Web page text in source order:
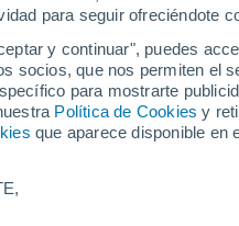
para seguir ofreciéndote
y continuar", puedes
socios, que nos permiten el
para mostrarte
Política de Cookies y
que aparece disponible en
en la
Todo el día